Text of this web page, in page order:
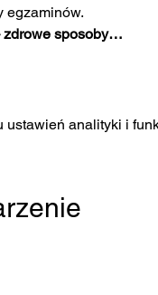
egzaminów.
zdrowe sposoby…
ustawień analityki i